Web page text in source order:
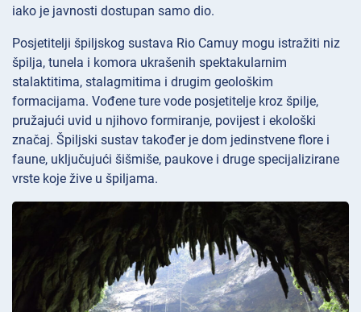
iako je javnosti dostupan samo dio.
Posjetitelji špiljskog sustava Rio Camuy mogu istražiti niz
špilja, tunela i komora ukrašenih spektakularnim
stalaktitima, stalagmitima i drugim geološkim
formacijama. Vođene ture vode posjetitelje kroz špilje,
pružajući uvid u njihovo formiranje, povijest i ekološki
značaj. Špiljski sustav također je dom jedinstvene flore i
faune, uključujući šišmiše, paukove i druge specijalizirane
vrste koje žive u špiljama.